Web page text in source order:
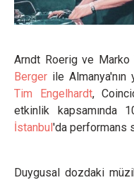
Arndt Roerig ve
Berger ile
Tim Engelhardt,
etkinlik kapsamında
İstanbul'da performans
Duygusal dozdaki